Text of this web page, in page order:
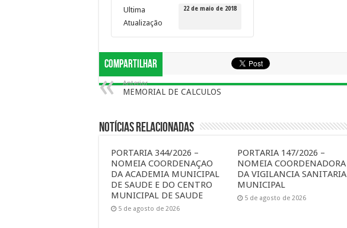
Ultima
Atualização
22 de maio de 2018
Compartilhar
Anterior
MEMORIAL DE CALCULOS
Notícias Relacionadas
PORTARIA 344/2026 –
NOMEIA COORDENAÇAO
DA ACADEMIA MUNICIPAL
DE SAUDE E DO CENTRO
MUNICIPAL DE SAUDE
5 de agosto de 2026
PORTARIA 147/2026 –
NOMEIA COORDENADORA
DA VIGILANCIA SANITARIA
MUNICIPAL
5 de agosto de 2026